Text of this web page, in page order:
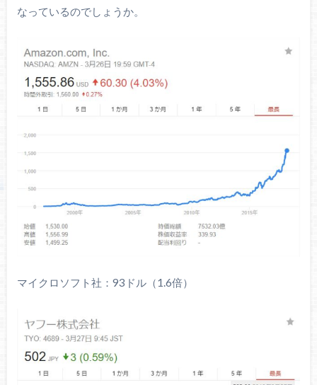
なっているのでしょうか。
マイクロソフト社：93ドル（1.6倍）